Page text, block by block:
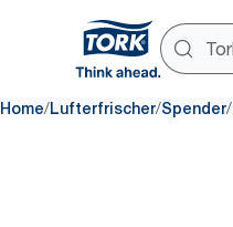
Home/Lufterfrischer/Spender/